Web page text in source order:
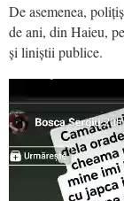
De asemenea,
de ani, din Haieu,
și liniștii publice.
Player